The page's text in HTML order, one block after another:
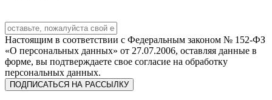
Настоящим в соответствии с Федеральным законом № 152-ФЗ
«О персональных данных» от 27.07.2006, оставляя данные в
форме, вы подтверждаете свое согласие на обработку
персональных данных.
ПОДПИСАТЬСЯ НА РАССЫЛКУ